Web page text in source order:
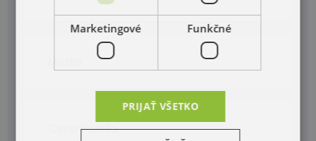
Marketingové Funkčné
PRIJAŤ VŠETKO